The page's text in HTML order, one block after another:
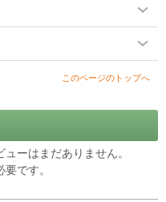
このページのトップへ
ーはまだありません。
要です。